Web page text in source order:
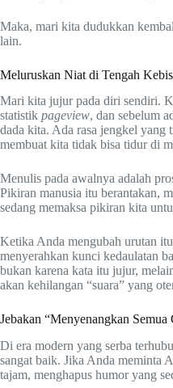
Maka, mari kita dudukkan
lain.
Meluruskan Niat di Tengah
Mari kita jujur pada diri sendiri.
statistik pageview, dan sebelum
dada kita. Ada rasa jengkel yang
membuat kita tidak bisa tidur di
Menulis pada awalnya adalah
Pikiran manusia itu berantakan,
sedang memaksa pikiran kita
Ketika Anda mengubah urutan
menyerahkan kunci kedaulatan
bukan karena kata itu jujur,
akan kehilangan “suara” yang
Jebakan “Menyenangkan Semua
Di era modern yang serba
sangat baik. Jika Anda meminta
tajam, menghapus humor yang